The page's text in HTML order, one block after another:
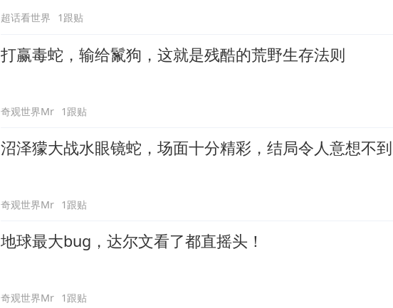
超话看世界 1跟贴
打赢毒蛇，输给鬣狗，这就是残酷的荒野生存法则
奇观世界Mr 1跟贴
沼泽獴大战水眼镜蛇，场面十分精彩，结局令人意想不到
奇观世界Mr 1跟贴
地球最大bug，达尔文看了都直摇头！
奇观世界Mr 1跟贴